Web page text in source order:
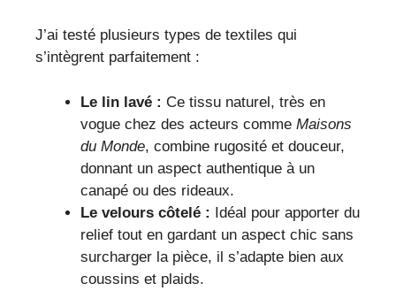
J’ai testé plusieurs types de textiles qui
s’intègrent parfaitement :
Le lin lavé : Ce tissu naturel, très en
vogue chez des acteurs comme Maisons
du Monde, combine rugosité et douceur,
donnant un aspect authentique à un
canapé ou des rideaux.
Le velours côtelé : Idéal pour apporter du
relief tout en gardant un aspect chic sans
surcharger la pièce, il s’adapte bien aux
coussins et plaids.